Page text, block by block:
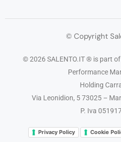
© Copyright
© 2026 SALENTO.IT ® is part
Performance
Holding
Via Leonidion, 5 73025 –
P. Iva
Privacy Policy Cookie